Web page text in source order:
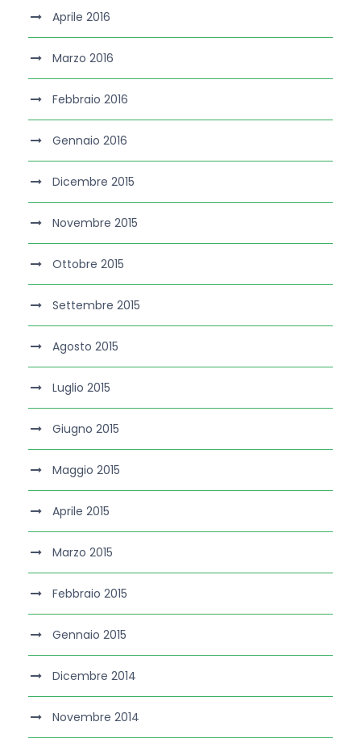
Aprile 2016
Marzo 2016
Febbraio 2016
Gennaio 2016
Dicembre 2015
Novembre 2015
Ottobre 2015
Settembre 2015
Agosto 2015
Luglio 2015
Giugno 2015
Maggio 2015
Aprile 2015
Marzo 2015
Febbraio 2015
Gennaio 2015
Dicembre 2014
Novembre 2014